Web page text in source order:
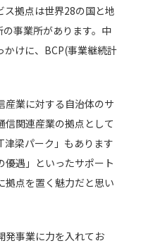
ス拠点は世界28の国と地
事業所があります。中
かけに、BCP(事業継続計
産業に対する自治体のサ
信関連産業の拠点として
梁パーク」もあります
優遇」といったサポート
拠点を置く魅力だと思い
発事業に力を入れてお